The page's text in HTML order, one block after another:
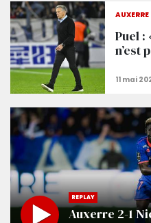
Puel
n’est
REPLAY
Auxerre 2-1